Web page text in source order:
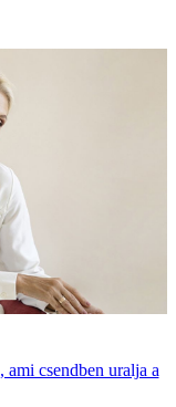
ami csendben uralja a